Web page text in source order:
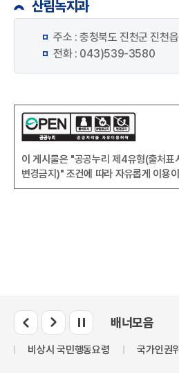
산림녹지과
주소 : 충청북도 진천군 진천
전화 : 043)539-3580
이 게시물은 "공공누리 제4유형(출처표
변경금지)" 조건에 따라 자유롭게 이용
배너모음
비상시 국민행동요령 국가인권위원